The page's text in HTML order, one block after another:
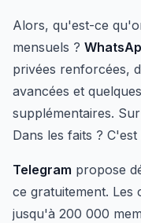
Alors, qu'est-ce
mensuels ?
privées renforcées,
avancées et
supplémentaires.
Dans les faits ?
Telegram propose
ce gratuitement. Les
jusqu'à 200 000